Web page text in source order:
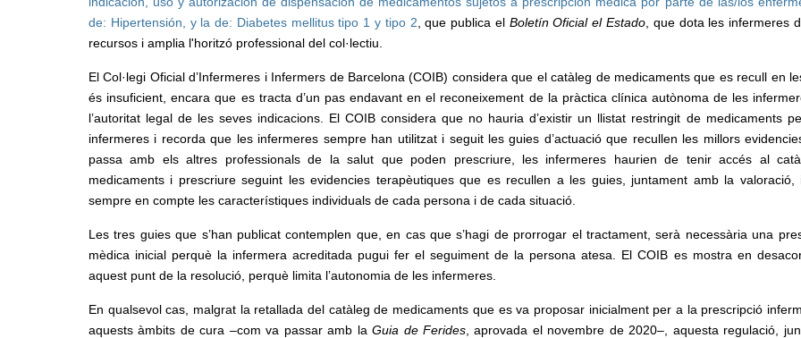
de: Hipertensión, y la de: Diabetes mellitus tipo 1 y tipo 2 , que publica el Boletín Oficial el Estado , que dota les infermeres
recursos i amplia l'horitzó professional del col·lectiu.
El Col·legi Oficial d’Infermeres i Infermers de Barcelona (COIB) considera que el catàleg de medicaments que es recull en
és insuficient, encara que es tracta d’un pas endavant en el reconeixement de la pràctica clínica autònoma de les
l’autoritat legal de les seves indicacions. El COIB considera que no hauria d’existir un llistat restringit de medicaments
infermeres i recorda que les infermeres sempre han utilitzat i seguit les guies d’actuació que recullen les millors
passa amb els altres professionals de la salut que poden prescriure, les infermeres haurien de tenir accés al
medicaments i prescriure seguint les evidencies terapèutiques que es recullen a les guies, juntament amb la valoració,
sempre en compte les característiques individuals de cada persona i de cada situació.
Les tres guies que s’han publicat contemplen que, en cas que s’hagi de prorrogar el tractament, serà necessària una
mèdica inicial perquè la infermera acreditada pugui fer el seguiment de la persona atesa. El COIB es mostra en
aquest punt de la resolució, perquè limita l’autonomia de les infermeres.
En qualsevol cas, malgrat la retallada del catàleg de medicaments que es va proposar inicialment per a la prescripció
aquests àmbits de cura –com va passar amb laGuia de Ferides , aprovada el novembre de 2020–, aquesta regulació,